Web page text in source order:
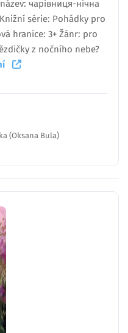
чарівниця-нічна
série: Pohádky pro
hranice: 3+ Žánr: pro
z nočního nebe?
(Oksana Bula)